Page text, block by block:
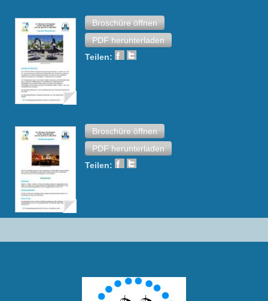
Broschüre öffnen
PDF herunterladen
Teilen:
Broschüre öffnen
PDF herunterladen
Teilen: